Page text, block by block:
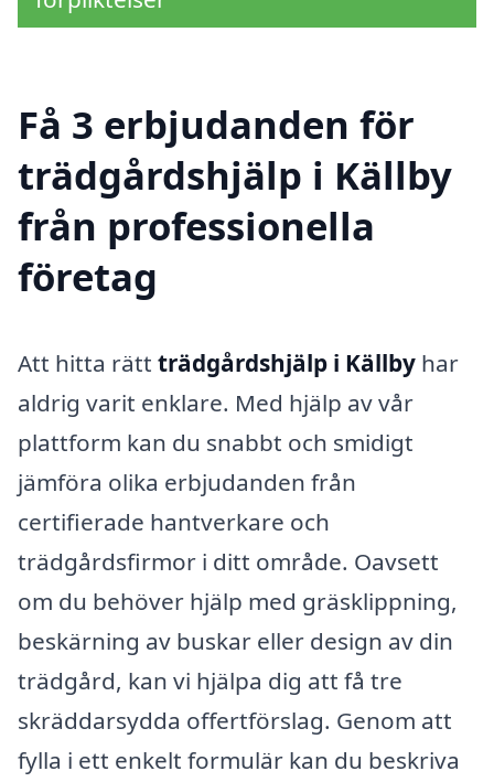
Få 3 erbjudanden för
trädgårdshjälp i Källby
från professionella
företag
Att hitta rätt trädgårdshjälp i Källby har
aldrig varit enklare. Med hjälp av vår
plattform kan du snabbt och smidigt
jämföra olika erbjudanden från
certifierade hantverkare och
trädgårdsfirmor i ditt område. Oavsett
om du behöver hjälp med gräsklippning,
beskärning av buskar eller design av din
trädgård, kan vi hjälpa dig att få tre
skräddarsydda offertförslag. Genom att
fylla i ett enkelt formulär kan du beskriva